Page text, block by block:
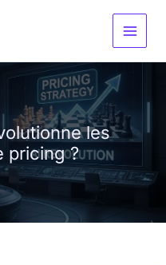
les
pricing ?